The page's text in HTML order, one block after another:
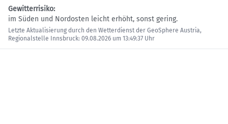
Gewitterrisiko:
im Süden und Nordosten leicht erhöht, sonst gering.
Letzte Aktualisierung durch den Wetterdienst der GeoSphere Austria,
Regionalstelle Innsbruck: 09.08.2026 um 13:49:37 Uhr